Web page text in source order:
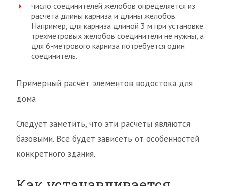
число соединителей желобов определяется из
расчета длины карниза и длины желобов.
Например, для карниза длиной 3 м при установке
трехметровых желобов соединители не нужны, а
для 6-метрового карниза потребуется один
соединитель.
Примерный расчёт элементов водостока для
дома
Следует заметить, что эти расчеты являются
базовыми. Все будет зависеть от особенностей
конкретного здания.